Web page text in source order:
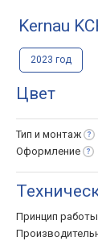
Kernau
2023 год
Цвет
Тип и монтаж
Оформление
Принцип работы